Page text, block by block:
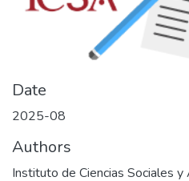
Date
2025-08
Authors
Instituto de Ciencias Sociales y